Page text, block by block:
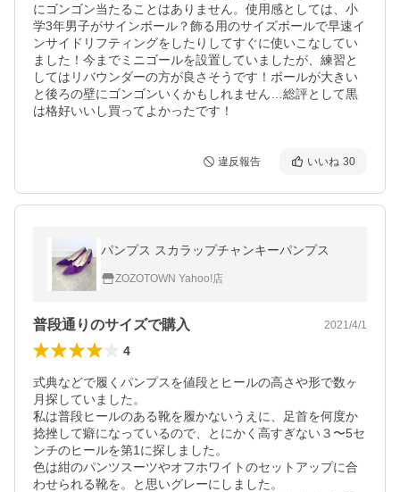
にゴンゴン当たることはありません。使用感としては、小
学3年男子がサインボール？飾る用のサイズボールで早速イ
ンサイドリフティングをしたりしてすぐに使いこなしてい
ました！今までミニゴールを設置していましたが、練習と
してはリバウンダーの方が良さそうです！ボールが大きい
と後ろの壁にゴンゴンいくかもしれません…総評として黒
は格好いいし買ってよかったです！
違反報告 いいね 30
パンプス スカラップチャンキーパンプス
ZOZOTOWN Yahoo!店
普段通りのサイズで購入 2021/4/1
4
式典などで履くパンプスを値段とヒールの高さや形で数ヶ
月探していました。
私は普段ヒールのある靴を履かないうえに、足首を何度か
捻挫して癖になっているので、とにかく高すぎない３〜5セ
ンチのヒールを第1に探しました。
色は紺のパンツスーツやオフホワイトのセットアップに合
わせられる靴を。と思いグレーにしました。